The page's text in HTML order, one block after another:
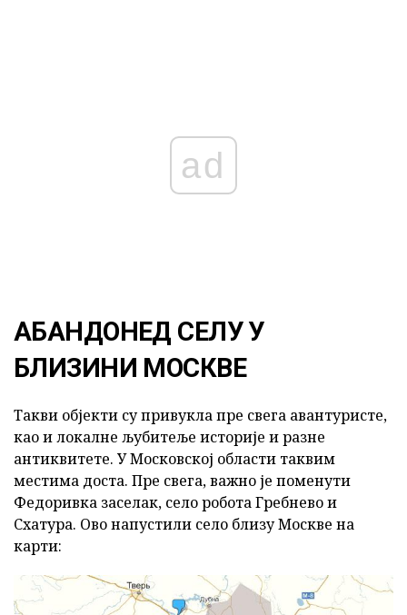
ad
АБАНДОНЕД СЕЛУ У
БЛИЗИНИ МОСКВЕ
Такви објекти су привукла пре свега авантуристе,
као и локалне љубитеље историје и разне
антиквитете. У Московској области таквим
местима доста. Пре свега, важно је поменути
Федоривка заселак, село робота Гребнево и
Схатура. Ово напустили село близу Москве на
карти: